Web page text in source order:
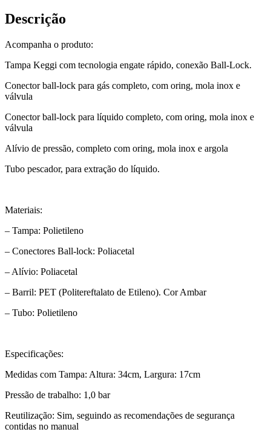
Descrição
Acompanha o produto:
Tampa Keggi com tecnologia engate rápido, conexão Ball-Lock.
Conector ball-lock para gás completo, com oring, mola inox e
válvula
Conector ball-lock para líquido completo, com oring, mola inox e
válvula
Alívio de pressão, completo com oring, mola inox e argola
Tubo pescador, para extração do líquido.
Materiais:
– Tampa: Polietileno
– Conectores Ball-lock: Poliacetal
– Alívio: Poliacetal
– Barril: PET (Politereftalato de Etileno). Cor Ambar
– Tubo: Polietileno
Especificações:
Medidas com Tampa: Altura: 34cm, Largura: 17cm
Pressão de trabalho: 1,0 bar
Reutilização: Sim, seguindo as recomendações de segurança
contidas no manual